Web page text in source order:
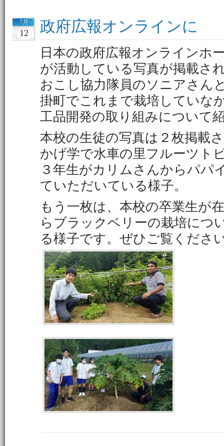
7月
12 政府広報オンラインに
日本の政府広報オンラインホ
が活動している写真が掲載さ
おこし協力隊員のソニアさん
掛町でこれまで栽培していな
工品開発の取り組みについて
本校の生徒の写真は２枚掲載
かげ学で水車の里フルーツト
３年生がカリムさんからパパ
ていただいている様子。
もう一枚は、本校の卒業生が
らブラックベリーの栽培につ
る様子です。ぜひご覧くださ